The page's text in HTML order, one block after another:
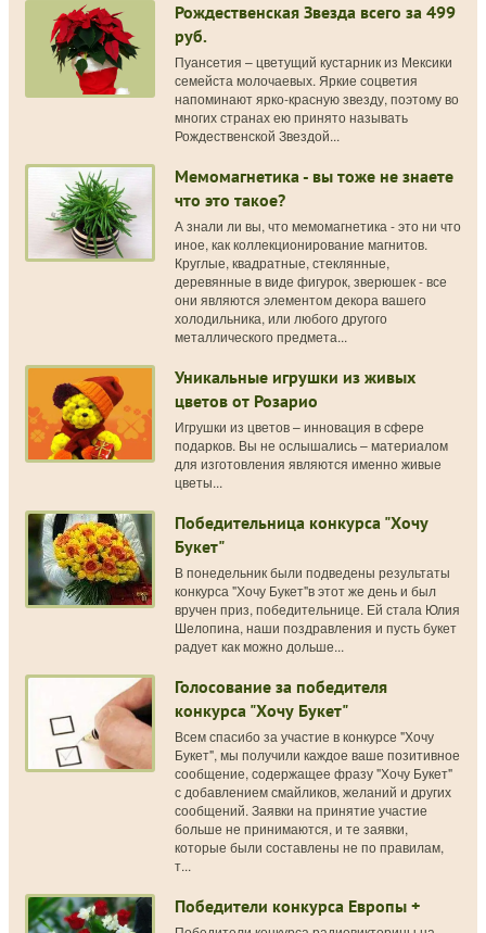
Рождественская Звезда всего за 499
руб.
Пуансетия – цветущий кустарник из Мексики
семейста молочаевых. Яркие соцветия
напоминают ярко-красную звезду, поэтому во
многих странах ею принято называть
Рождественской Звездой...
Мемомагнетика - вы тоже не знаете
что это такое?
А знали ли вы, что мемомагнетика - это ни что
иное, как коллекционирование магнитов.
Круглые, квадратные, стеклянные,
деревянные в виде фигурок, зверюшек - все
они являются элементом декора вашего
холодильника, или любого другого
металлического предмета...
Уникальные игрушки из живых
цветов от Розарио
Игрушки из цветов – инновация в сфере
подарков. Вы не ослышались – материалом
для изготовления являются именно живые
цветы...
Победительница конкурса "Хочу
Букет"
В понедельник были подведены результаты
конкурса "Хочу Букет"в этот же день и был
вручен приз, победительнице. Ей стала Юлия
Шелопина, наши поздравления и пусть букет
радует как можно дольше...
Голосование за победителя
конкурса "Хочу Букет"
Всем спасибо за участие в конкурсе "Хочу
Букет", мы получили каждое ваше позитивное
сообщение, содержащее фразу "Хочу Букет"
с добавлением смайликов, желаний и других
сообщений. Заявки на принятие участие
больше не принимаются, и те заявки,
которые были составлены не по правилам,
т...
Победители конкурса Европы +